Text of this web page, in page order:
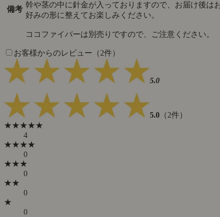
備考
幹や茎の中に針金が入っておりますので、お届け後は
好みの形に整えてお楽しみください。
ココファイバーは別売りですので、ご注意ください。
お客様からのレビュー（2件）
5.0
5.0 （2件）
★★★★★
4
★★★★
0
★★★
0
★★
0
★
0